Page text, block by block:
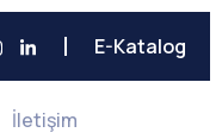
E-Katalog
İletişim